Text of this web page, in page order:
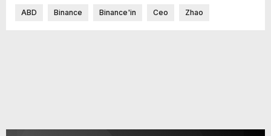
ABD Binance Binance'in Ceo Zhao